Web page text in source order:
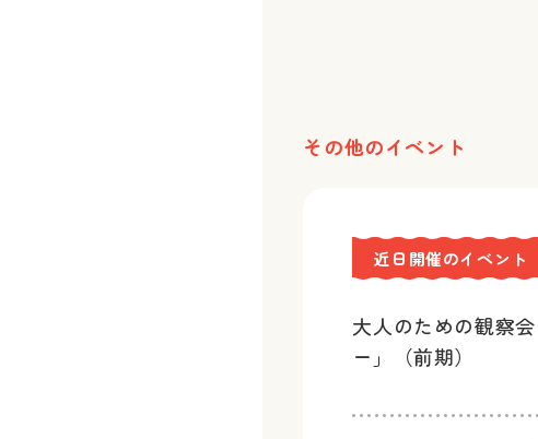
その他のイベント
近日開催のイベント
大人のための観察
ー」（前期）